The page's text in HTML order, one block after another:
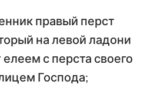
правый перст
на левой ладони
елеем с перста своего
Господа;